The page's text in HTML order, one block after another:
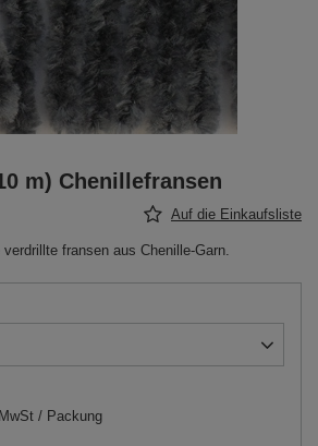
m) Chenillefransen
Auf die Einkaufsliste
fransen aus Chenille-Garn.
/ Packung